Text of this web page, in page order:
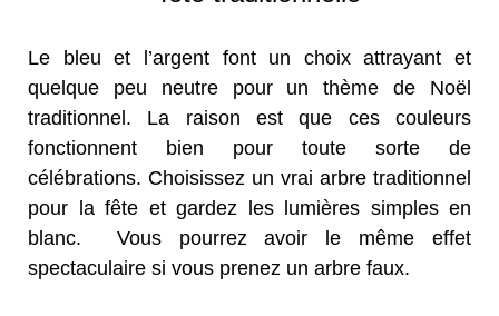
Le bleu et l’argent font un choix attrayant et
quelque peu neutre pour un thème de Noël
traditionnel. La raison est que ces couleurs
fonctionnent bien pour toute sorte de
célébrations. Choisissez un vrai arbre traditionnel
pour la fête et gardez les lumières simples en
blanc. Vous pourrez avoir le même effet
spectaculaire si vous prenez un arbre faux.